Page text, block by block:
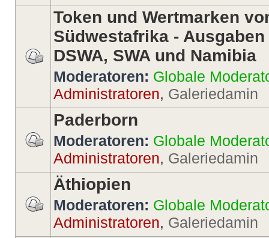
Token und Wertmarken
Südwestafrika -
DSWA, SWA und Namibia
Moderatoren: Globale
Administratoren, Galeriedamin
Paderborn
Moderatoren: Globale
Administratoren, Galeriedamin
Äthiopien
Moderatoren: Globale
Administratoren, Galeriedamin